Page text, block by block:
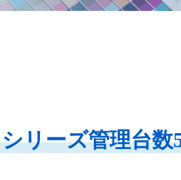
リーズ管理台数